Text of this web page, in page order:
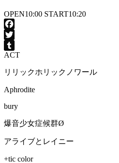
OPEN10:00 START10:20
Facebook
Twitter
Tumblr
ACT
リリックホリックノワール
Aphrodite
bury
爆音少女症候群Ø
アライブとレイニー
+tic color